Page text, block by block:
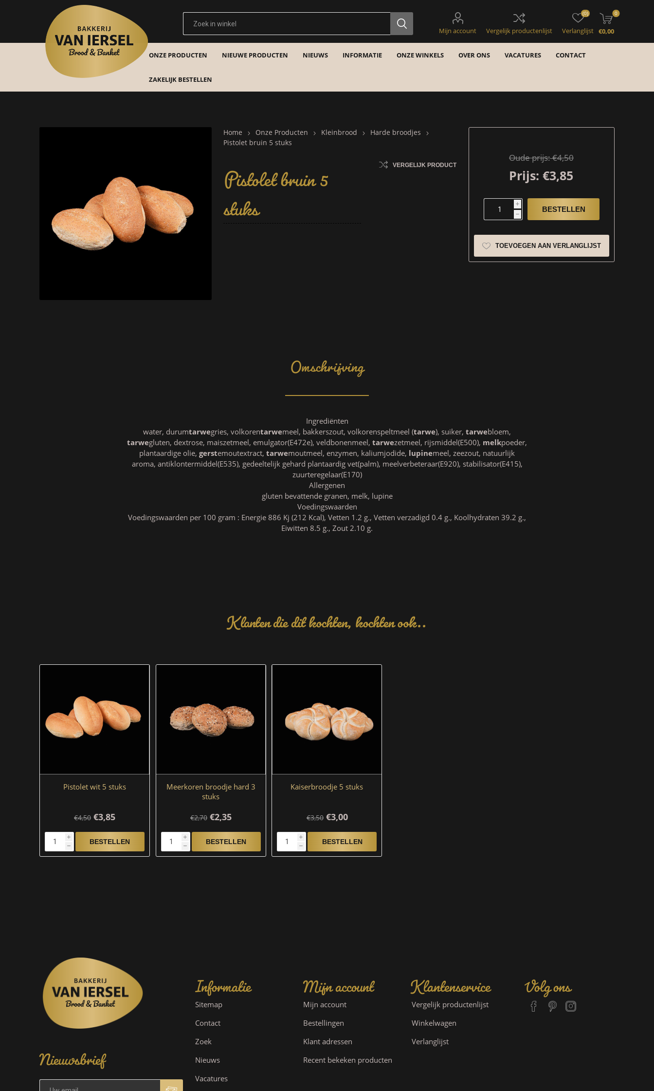
Mijn account Vergelijk productenlijst Verlanglijst
(0) 0
€0,00
ONZE PRODUCTEN NIEUWE PRODUCTEN NIEUWS INFORMATIE ONZE WINKELS OVER ONS VACATURES CONTACT
ZAKELIJK BESTELLEN
Home Onze Producten Kleinbrood
Harde broodjes
Pistolet bruin 5 stuks
Pistolet bruin 5
stuks
VERGELIJK PRODUCT
Oude prijs:€4,50
Prijs: €3,85
i
h
TOEVOEGEN AAN VERLANGLIJST
Omschrijving
Ingrediënten
water, durumtarwegries, volkorentarwemeel, bakkerszout, volkorenspeltmeel (tarwe), suiker, tarwebloem,
tarwegluten, dextrose, maiszetmeel, emulgator(E472e), veldbonenmeel, tarwezetmeel, rijsmiddel(E500), melkpoeder,
plantaardige olie, gerstemoutextract, tarwemoutmeel, enzymen, kaliumjodide, lupinemeel, zeezout, natuurlijk
aroma, antiklontermiddel(E535), gedeeltelijk gehard plantaardig vet(palm), meelverbeteraar(E920), stabilisator(E415),
zuurteregelaar(E170)
Allergenen
gluten bevattende granen, melk, lupine
Voedingswaarden
Voedingswaarden per 100 gram : Energie 886 Kj (212 Kcal), Vetten 1.2 g., Vetten verzadigd 0.4 g., Koolhydraten 39.2 g.,
Eiwitten 8.5 g., Zout 2.10 g.
Klanten die dit kochten, kochten ook..
Pistolet wit 5 stuks
€4,50 €3,85
i
h
Meerkoren broodje hard 3
stuks
€2,70 €2,35
i
h
Kaiserbroodje 5 stuks
€3,50 €3,00
i
h
Nieuwsbrief
Informatie
Sitemap
Contact
Zoek
Nieuws
Vacatures
Mijn account
Mijn account
Bestellingen
Klant adressen
Recent bekeken producten
Klantenservice
Vergelijk productenlijst
Winkelwagen
Verlanglijst
Volg ons